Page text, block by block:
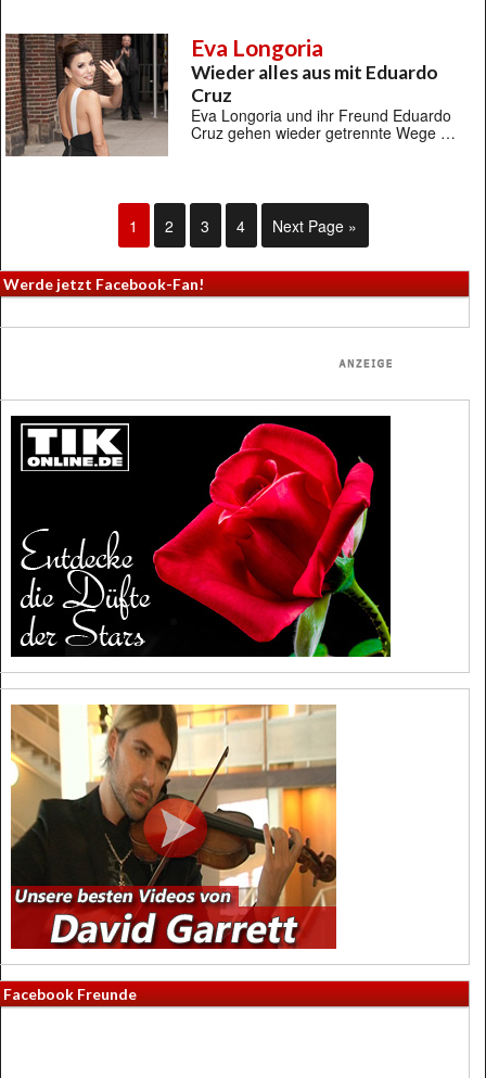
Eva Longoria
Wieder alles aus mit Eduardo
Cruz
Eva Longoria und ihr Freund Eduardo
Cruz gehen wieder getrennte Wege …
1 2 3 4 Next Page »
Werde jetzt Facebook-Fan!
Facebook Freunde